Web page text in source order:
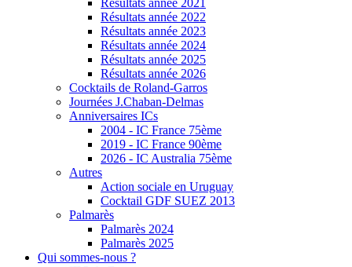
Résultats année 2021
Résultats année 2022
Résultats année 2023
Résultats année 2024
Résultats année 2025
Résultats année 2026
Cocktails de Roland-Garros
Journées J.Chaban-Delmas
Anniversaires ICs
2004 - IC France 75ème
2019 - IC France 90ème
2026 - IC Australia 75ème
Autres
Action sociale en Uruguay
Cocktail GDF SUEZ 2013
Palmarès
Palmarès 2024
Palmarès 2025
Qui sommes-nous ?